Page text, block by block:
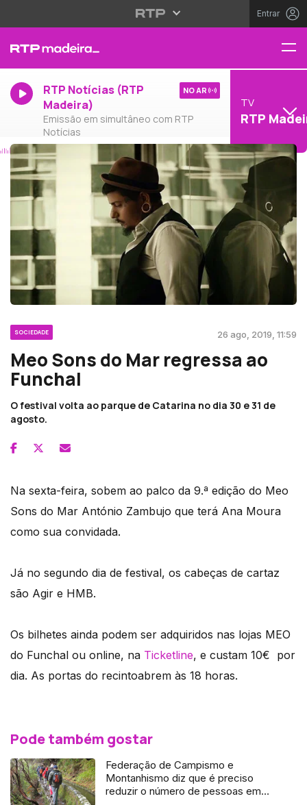
Entrar
RTP Notícias (RTP
Madeira)
Emissão em simultâneo com RTP
Notícias
NO AR
TV
RTP
SOCIEDADE 26 ago, 2019, 11:59
Meo Sons do Mar regressa ao
Funchal
O festival volta ao parque de Catarina no dia 30 e 31 de
agosto.
Na sexta-feira, sobem ao palco da 9.ª edição do Meo
Sons do Mar António Zambujo que terá Ana Moura
como sua convidada.
Já no segundo dia de festival, os cabeças de cartaz
são Agir e HMB.
Os bilhetes ainda podem ser adquiridos nas lojas MEO
do Funchal ou online, na Ticketline, e custam 10€ por
dia. As portas do recintoabrem às 18 horas.
Pode também gostar
Federação de Campismo e
Montanhismo diz que é preciso
reduzir o número de pessoas em